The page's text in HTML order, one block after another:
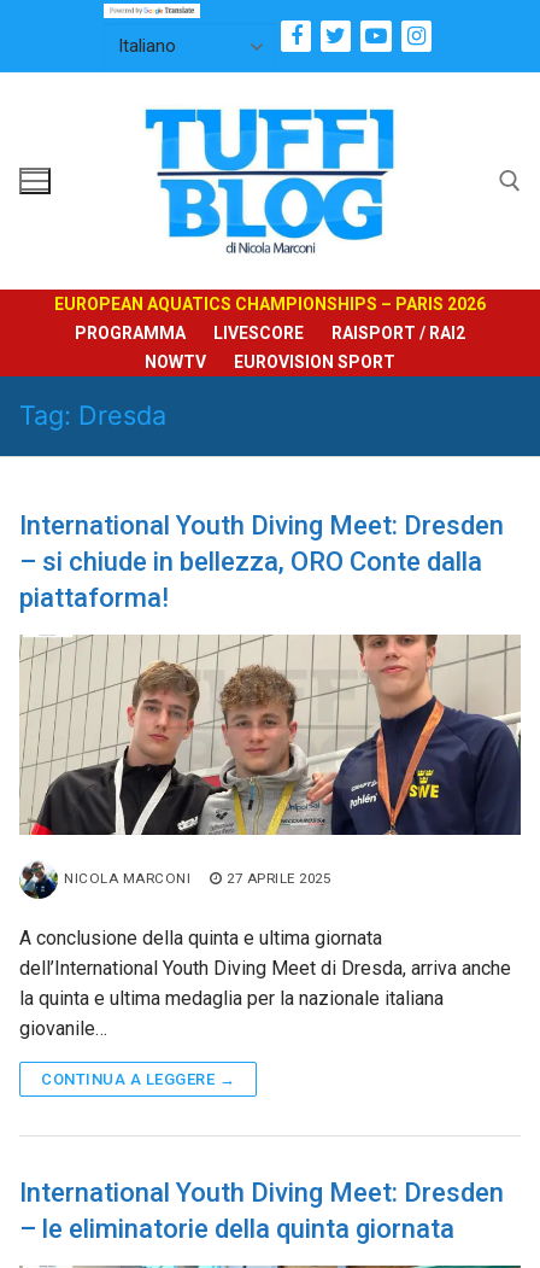
contenuto
EUROPEAN AQUATICS CHAMPIONSHIPS – PARIS 2026
PROGRAMMA
LIVESCORE
RAISPORT / RAI2
NOWTV
EUROVISION SPORT
Tag: Dresda
International Youth Diving Meet: Dresden
– si chiude in bellezza, ORO Conte dalla
piattaforma!
NICOLA MARCONI 27 APRILE 2025
A conclusione della quinta e ultima giornata
dell’International Youth Diving Meet di Dresda, arriva anche
la quinta e ultima medaglia per la nazionale italiana
giovanile…
CONTINUA A LEGGERE →
International Youth Diving Meet: Dresden
– le eliminatorie della quinta giornata